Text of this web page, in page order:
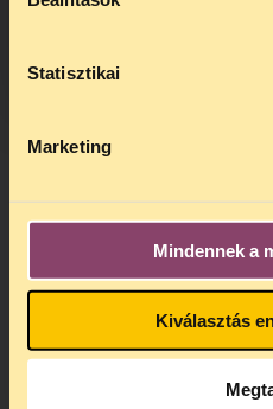
Statisztikai
Marketing
Mindennek a
Kiválasztás
kedden, 13 és 15 óra
alatt is elér minket.